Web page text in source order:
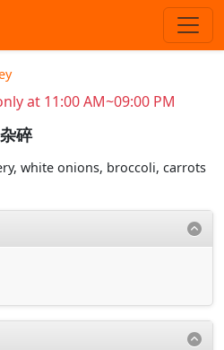
at 11:00 AM~09:00 PM
碎
white onions, broccoli, carrots